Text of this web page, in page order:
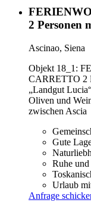
2 Personen
Ascinao, Siena
Objekt 18_1:
CARRETTO 2
„Landgut
Oliven und
zwischen Ascia
Gute
Ruhe
Urlaub
Anfrage